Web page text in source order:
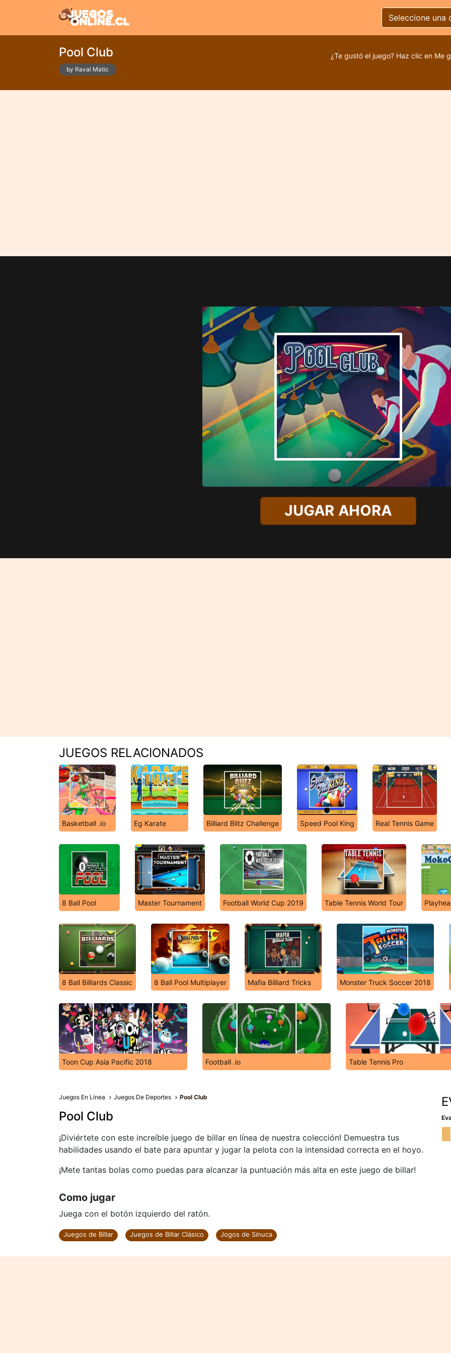
Seleccione una
Pool Club
by Raval Matic
¿Te gustó el juego? Haz clic en Me
JUGAR AHORA
JUEGOS RELACIONADOS
Basketball .io Eg Karate Billiard Blitz Challenge Speed Pool King Real Tennis Game
8 Ball Pool Master Tournament Football World Cup 2019 Table Tennis World Tour
8 Ball Billiards Classic 8 Ball Pool Multiplayer Mafia Billiard Tricks Monster Truck Soccer 2018
Toon Cup Asia Pacific 2018 Football .io Table Tennis Pro
Juegos En Línea Juegos De Deportes Pool Club
Pool Club
¡Diviértete con este increíble juego de billar en línea de nuestra colección! Demuestra tus
habilidades usando el bate para apuntar y jugar la pelota con la intensidad correcta en el hoyo.
¡Mete tantas bolas como puedas para alcanzar la puntuación más alta en este juego de billar!
Como jugar
Juega con el botón izquierdo del ratón.
Juegos de Billar Juegos de Billar Clásico Jogos de Sinuca